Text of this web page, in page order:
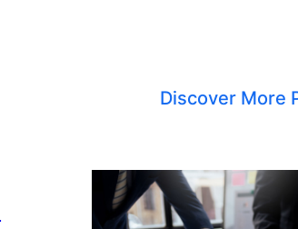
Discover More